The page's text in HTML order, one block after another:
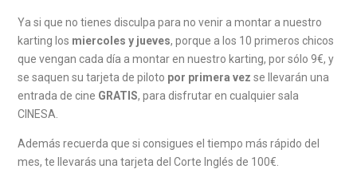
Ya si que no tienes disculpa para no venir a montar a nuestro
karting los miercoles y jueves, porque a los 10 primeros chicos
que vengan cada día a montar en nuestro karting, por sólo 9€, y
se saquen su tarjeta de piloto por primera vez se llevarán una
entrada de cine GRATIS, para disfrutar en cualquier sala
CINESA.
Además recuerda que si consigues el tiempo más rápido del
mes, te llevarás una tarjeta del Corte Inglés de 100€.